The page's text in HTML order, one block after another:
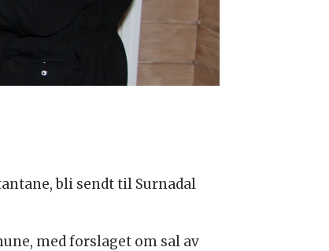
bli sendt til Surnadal
med forslaget om sal av